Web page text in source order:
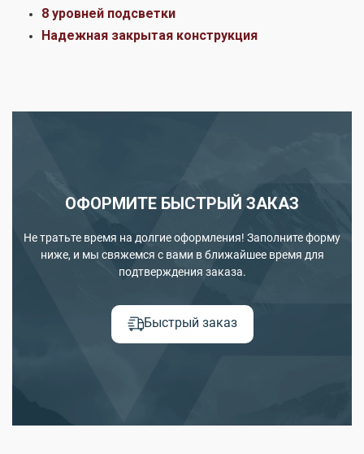
8 уровней подсветки
Надежная закрытая конструкция
ОФОРМИТЕ БЫСТРЫЙ ЗАКАЗ
Не тратьте время на долгие оформления! Заполните форму
ниже, и мы свяжемся с вами в ближайшее время для
подтверждения заказа.
Быстрый заказ